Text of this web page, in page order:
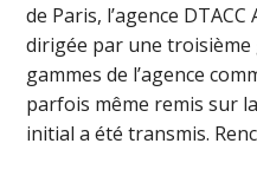
de Paris, l’agence
dirigée par une troisième
gammes de l’agence
parfois même remis sur
initial a été transmis.